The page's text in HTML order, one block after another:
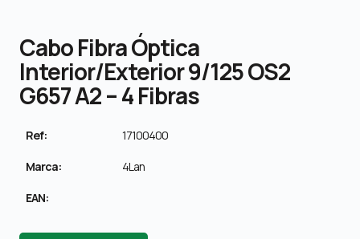
Cabo Fibra Óptica
Interior/Exterior 9/125 OS2
G657 A2 – 4 Fibras
Ref: 17100400
Marca: 4Lan
EAN: